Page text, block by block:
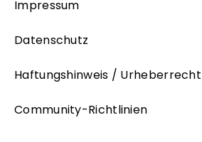
Impressum
Datenschutz
Haftungshinweis / Urheberrecht
Community-Richtlinien